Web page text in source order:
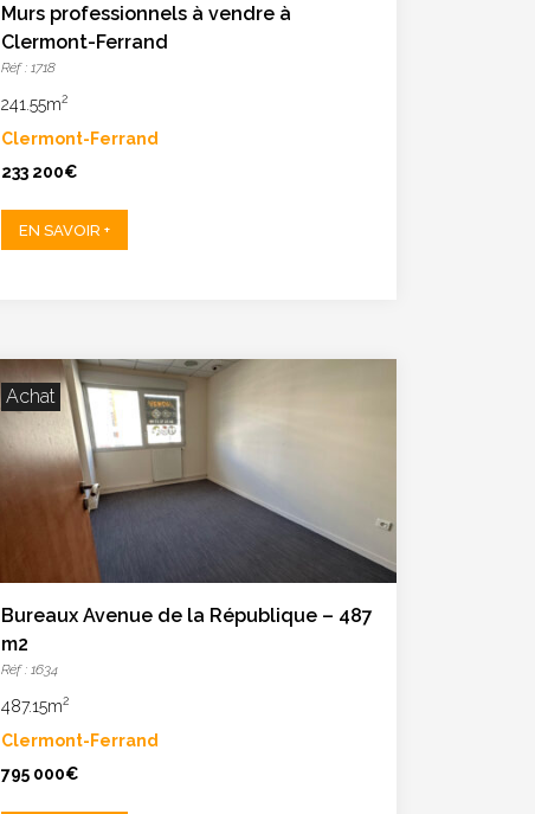
Murs professionnels à vendre à
Clermont-Ferrand
Réf : 1718
241.55m2
Clermont-Ferrand
233 200€
EN SAVOIR +
Achat
Bureaux Avenue de la République – 487
m2
Réf : 1634
487.15m2
Clermont-Ferrand
795 000€